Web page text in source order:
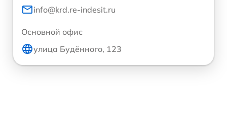
info@krd.re-indesit.ru
Основной офис
улица Будённого, 123